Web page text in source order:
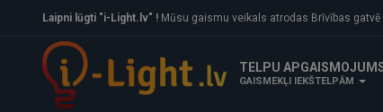
Laipni lūgti "i-Light.lv" ! Mūsu gaismu veikals atrodas Brīvības gatvē 195,
TELPU
GAISMEKĻI IEKŠTELPĀM